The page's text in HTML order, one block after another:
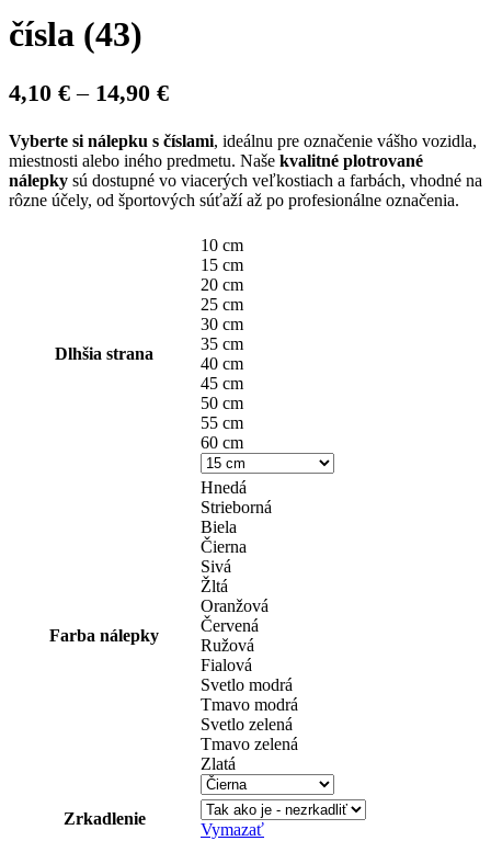
čísla (43)
4,10 € – 14,90 €Price
4,10 €
through
14,90 €
Vyberte si nálepku s číslami, ideálnu pre označenie vášho vozidla,
miestnosti alebo iného predmetu. Naše kvalitné plotrované
nálepky sú dostupné vo viacerých veľkostiach a farbách, vhodné na
rôzne účely, od športových súťaží až po profesionálne označenia.
Dlhšia strana
10 cm
15 cm
20 cm
25 cm
30 cm
35 cm
40 cm
45 cm
50 cm
55 cm
60 cm
Farba nálepky
Hnedá
Strieborná
Biela
Čierna
Sivá
Žltá
Oranžová
Červená
Ružová
Fialová
Svetlo modrá
Tmavo modrá
Svetlo zelená
Tmavo zelená
Zlatá
Zrkadlenie
Vymazať